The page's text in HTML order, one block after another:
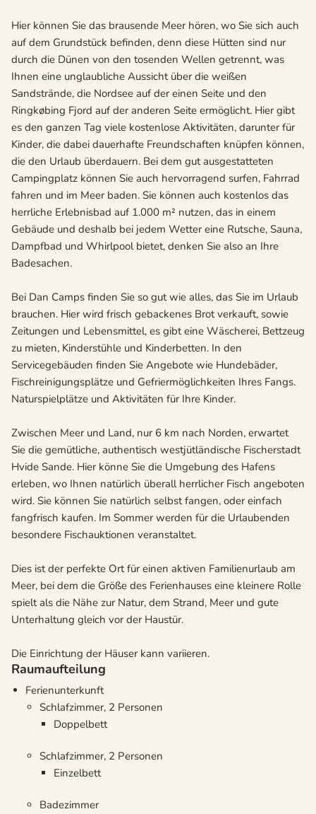
Hier können Sie das brausende Meer hören, wo Sie sich auch
auf dem Grundstück befinden, denn diese Hütten sind nur
durch die Dünen von den tosenden Wellen getrennt, was
Ihnen eine unglaubliche Aussicht über die weißen
Sandstrände, die Nordsee auf der einen Seite und den
Ringkøbing Fjord auf der anderen Seite ermöglicht. Hier gibt
es den ganzen Tag viele kostenlose Aktivitäten, darunter für
Kinder, die dabei dauerhafte Freundschaften knüpfen können,
die den Urlaub überdauern. Bei dem gut ausgestatteten
Campingplatz können Sie auch hervorragend surfen, Fahrrad
fahren und im Meer baden. Sie können auch kostenlos das
herrliche Erlebnisbad auf 1.000 m² nutzen, das in einem
Gebäude und deshalb bei jedem Wetter eine Rutsche, Sauna,
Dampfbad und Whirlpool bietet, denken Sie also an Ihre
Badesachen.
Bei Dan Camps finden Sie so gut wie alles, das Sie im Urlaub
brauchen. Hier wird frisch gebackenes Brot verkauft, sowie
Zeitungen und Lebensmittel, es gibt eine Wäscherei, Bettzeug
zu mieten, Kinderstühle und Kinderbetten. In den
Servicegebäuden finden Sie Angebote wie Hundebäder,
Fischreinigungsplätze und Gefriermöglichkeiten Ihres Fangs.
Naturspielplätze und Aktivitäten für Ihre Kinder.
Zwischen Meer und Land, nur 6 km nach Norden, erwartet
Sie die gemütliche, authentisch westjütländische Fischerstadt
Hvide Sande. Hier könne Sie die Umgebung des Hafens
erleben, wo Ihnen natürlich überall herrlicher Fisch angeboten
wird. Sie können Sie natürlich selbst fangen, oder einfach
fangfrisch kaufen. Im Sommer werden für die Urlaubenden
besondere Fischauktionen veranstaltet.
Dies ist der perfekte Ort für einen aktiven Familienurlaub am
Meer, bei dem die Größe des Ferienhauses eine kleinere Rolle
spielt als die Nähe zur Natur, dem Strand, Meer und gute
Unterhaltung gleich vor der Haustür.
Die Einrichtung der Häuser kann variieren.
Raumaufteilung
Ferienunterkunft
Schlafzimmer, 2 Personen
Doppelbett
Schlafzimmer, 2 Personen
Einzelbett
Badezimmer